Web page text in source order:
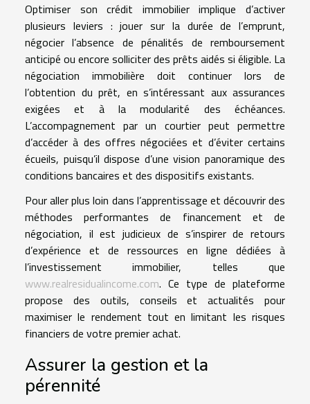
Optimiser son crédit immobilier implique d’activer
plusieurs leviers : jouer sur la durée de l’emprunt,
négocier l’absence de pénalités de remboursement
anticipé ou encore solliciter des prêts aidés si éligible. La
négociation immobilière doit continuer lors de
l’obtention du prêt, en s’intéressant aux assurances
exigées et à la modularité des échéances.
L’accompagnement par un courtier peut permettre
d’accéder à des offres négociées et d’éviter certains
écueils, puisqu’il dispose d’une vision panoramique des
conditions bancaires et des dispositifs existants.
Pour aller plus loin dans l’apprentissage et découvrir des
méthodes performantes de financement et de
négociation, il est judicieux de s’inspirer de retours
d’expérience et de ressources en ligne dédiées à
l’investissement immobilier, telles que
www.realresidualincome.com. Ce type de plateforme
propose des outils, conseils et actualités pour
maximiser le rendement tout en limitant les risques
financiers de votre premier achat.
Assurer la gestion et la
pérennité